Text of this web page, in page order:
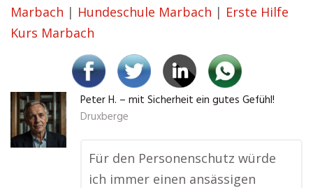
Marbach | Hundeschule Marbach | Erste Hilfe
Kurs Marbach
Peter H. – mit Sicherheit ein gutes Gefühl!
Druxberge
Für den Personenschutz würde
ich immer einen ansässigen